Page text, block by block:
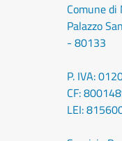
Comune di
Palazzo
- 80133
P. IVA:
CF:
LEI: